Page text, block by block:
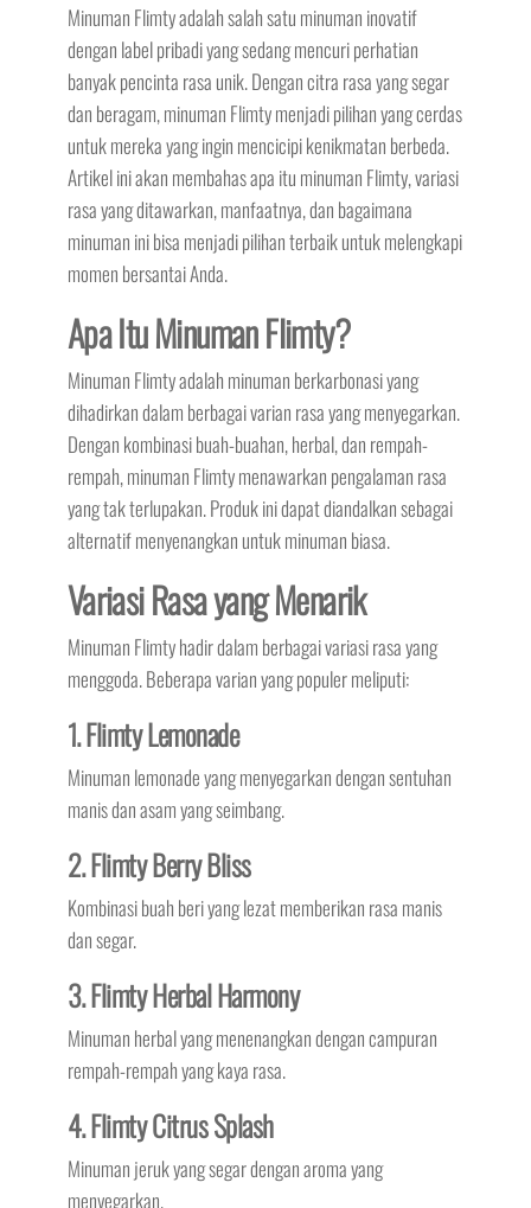
Minuman Flimty adalah salah satu minuman inovatif
dengan label pribadi yang sedang mencuri perhatian
banyak pencinta rasa unik. Dengan citra rasa yang segar
dan beragam, minuman Flimty menjadi pilihan yang cerdas
untuk mereka yang ingin mencicipi kenikmatan berbeda.
Artikel ini akan membahas apa itu minuman Flimty, variasi
rasa yang ditawarkan, manfaatnya, dan bagaimana
minuman ini bisa menjadi pilihan terbaik untuk melengkapi
momen bersantai Anda.
Apa Itu Minuman Flimty?
Minuman Flimty adalah minuman berkarbonasi yang
dihadirkan dalam berbagai varian rasa yang menyegarkan.
Dengan kombinasi buah-buahan, herbal, dan rempah-
rempah, minuman Flimty menawarkan pengalaman rasa
yang tak terlupakan. Produk ini dapat diandalkan sebagai
alternatif menyenangkan untuk minuman biasa.
Variasi Rasa yang Menarik
Minuman Flimty hadir dalam berbagai variasi rasa yang
menggoda. Beberapa varian yang populer meliputi:
1. Flimty Lemonade
Minuman lemonade yang menyegarkan dengan sentuhan
manis dan asam yang seimbang.
2. Flimty Berry Bliss
Kombinasi buah beri yang lezat memberikan rasa manis
dan segar.
3. Flimty Herbal Harmony
Minuman herbal yang menenangkan dengan campuran
rempah-rempah yang kaya rasa.
4. Flimty Citrus Splash
Minuman jeruk yang segar dengan aroma yang
menyegarkan.